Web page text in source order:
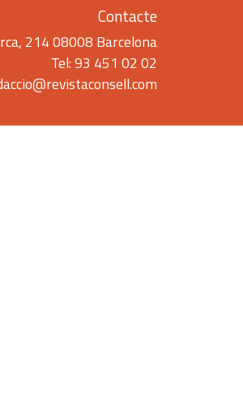
Contacte
214 08008 Barcelona
Tel: 93 451 02 02